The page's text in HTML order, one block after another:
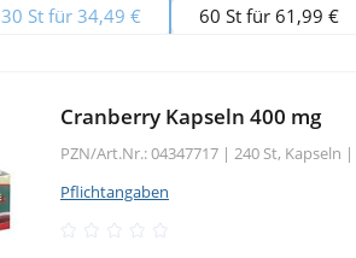
30 St für 34,49 € 60 St für 61,99 €
Cranberry Kapseln 400 mg
PZN/Art.Nr.: 04347717 | 240 St, Kapseln |
Pflichtangaben